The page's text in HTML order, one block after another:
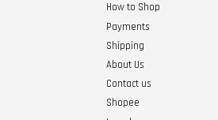
How to Shop
Payments
Shipping
About Us
Contact us
Shopee